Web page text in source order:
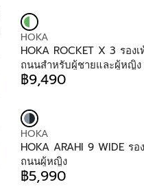
:G
U
L
A
R
P
C
E
฿
9
,
9
V
E
N
D
O
:
HOKA
HOKA ROCKET X 3 รองเ
ถนนสำหรับผู้ชายและผู้หญิง
R
G
U
L
A
R
P
฿9,490
V
E
N
D
O
HOKA
HOKA ARAHI 9 WIDE รอ
ถนนผู้หญิง
R
฿5,990